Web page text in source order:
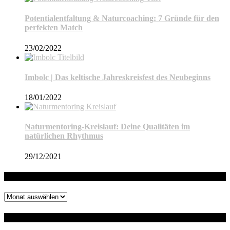
Potentialentfaltung & Naturcoaching: 7 Gründe für den
perfekten Match
23/02/2022
Imbolc | Das keltische Jahreskreisfest des Neubeginns
18/01/2022
Naturmentoring-Kreislauf: Deine Qualitäten im
natürlichen Rhythmus
29/12/2021
Archiv